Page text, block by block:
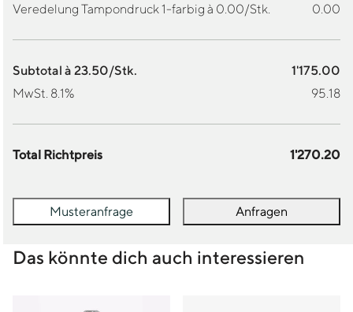
Veredelung Tampondruck 1-farbig à 0.00/Stk.
0.00
Subtotal à 23.50/Stk.
1'175.00
MwSt. 8.1%
95.18
Total Richtpreis 1'270.20
Musteranfrage Anfragen
Das könnte dich auch interessieren